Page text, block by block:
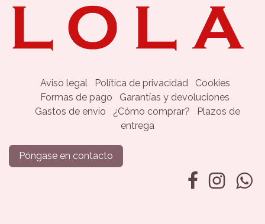
Aviso legal Política de privacidad
Cookies
​​​​​​​​​​​​​​​​​​​​​​​​​F​o​r​m​a​s​ ​d​e​ ​p​a​g​o​
Garantías y devoluciones
​​​​​​​​​​​​​​​​​G​a​s​t​o​s​ ​de​ ​e​n​v​í​o
¿Cómo comprar?
Plazos de
entrega
Póngase en contacto